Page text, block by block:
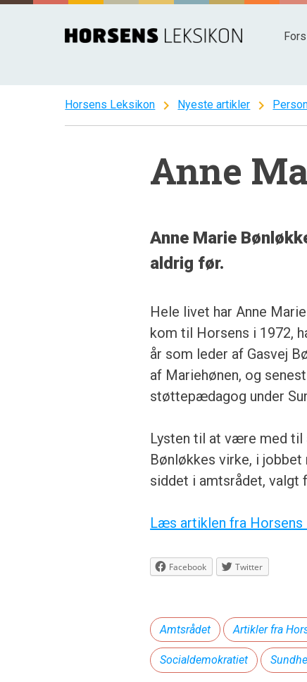
Spring
Horsens Leksikon chevron_right Nyeste artikler chevron_right
Anne
Anne Marie
aldrig før.
Hele livet har Anne
kom til Horsens i 1972,
år som leder af Gasvej
af Mariehønen, og
støttepædagog under
Lysten til at være med
Bønløkkes virke, i
siddet i amtsrådet, valgt
Læs artiklen fra Horsens
Facebook Twitter
Amtsrådet Artikler fra
Socialdemokratiet